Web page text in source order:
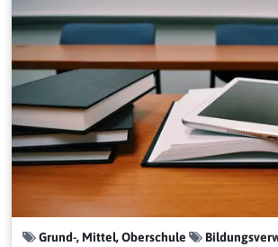
Grund-, Mittel, Oberschule